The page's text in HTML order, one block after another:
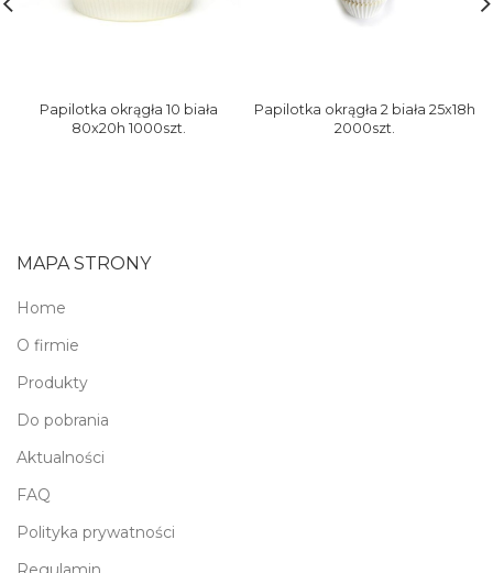
Papilotka okrągła 10 biała
80x20h 1000szt.
Papilotka okrągła 2 biała 25x18h
2000szt.
MAPA STRONY
Home
O firmie
Produkty
Do pobrania
Aktualności
FAQ
Polityka prywatności